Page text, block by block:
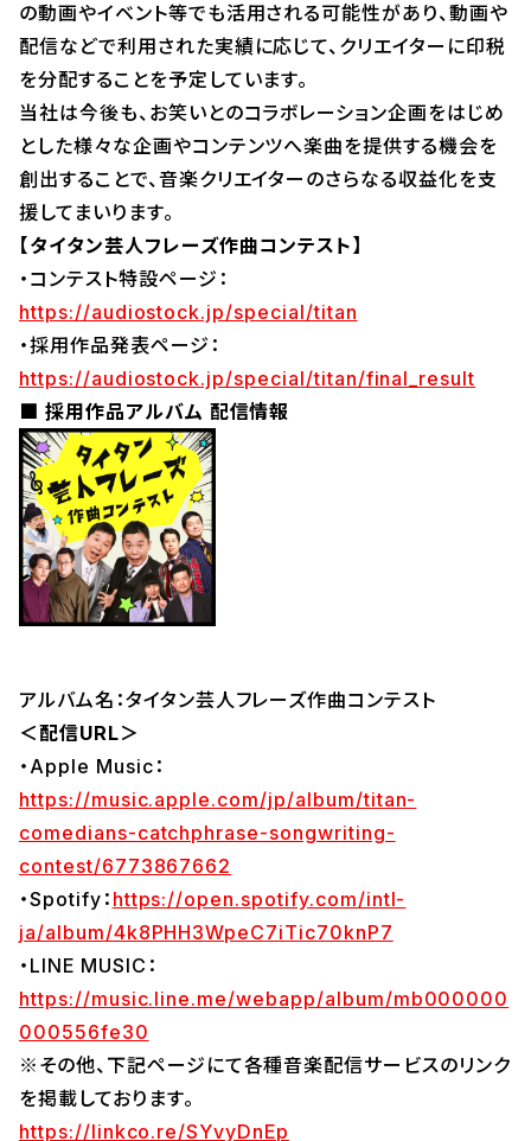
の動画やイベント等でも活用される可能性があり、動画や
配信などで利用された実績に応じて、クリエイターに印税
を分配することを予定しています。
当社は今後も、お笑いとのコラボレーション企画をはじめ
とした様々な企画やコンテンツへ楽曲を提供する機会を
創出することで、音楽クリエイターのさらなる収益化を支
援してまいります。
【タイタン芸人フレーズ作曲コンテスト】
・コンテスト特設ページ：
https://audiostock.jp/special/titan
・採用作品発表ページ：
https://audiostock.jp/special/titan/final_result
■ 採用作品アルバム 配信情報
アルバム名：タイタン芸人フレーズ作曲コンテスト
＜配信URL＞
・Apple Music：
https://music.apple.com/jp/album/titan-
comedians-catchphrase-songwriting-
contest/6773867662
・Spotify： https://open.spotify.com/intl-
ja/album/4k8PHH3WpeC7iTic70knP7
・LINE MUSIC：
https://music.line.me/webapp/album/mb000000
000556fe30
※その他、下記ページにて各種音楽配信サービスのリンク
を掲載しております。
https://linkco.re/SYvyDnEp